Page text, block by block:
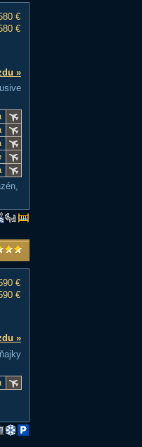
€
€
»
€
€
»